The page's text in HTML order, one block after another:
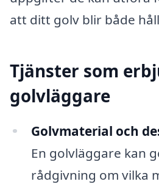
att ditt golv blir både
Tjänster som
golvläggare
Golvmaterial och
En golvläggare kan
rådgivning om vilka